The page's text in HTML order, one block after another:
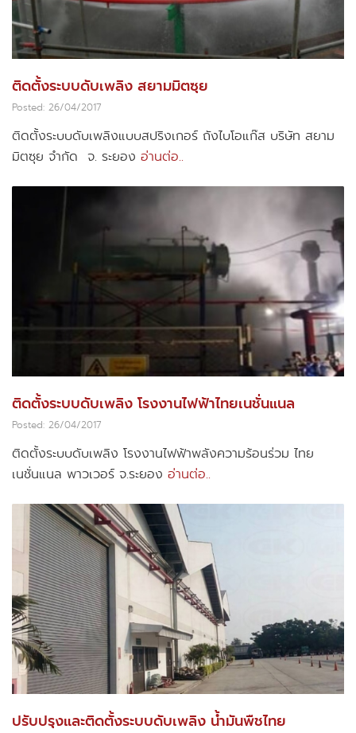
ติดตั้งระบบดับเพลิง สยามมิตซุย
Posted: 26/04/2017
ติดตั้งระบบดับเพลิงแบบสปริงเกอร์ ถังไบโอแก๊ส บริษัท สยาม
มิตซุย จำกัด จ. ระยอง อ่านต่อ..
ติดตั้งระบบดับเพลิง โรงงานไฟฟ้าไทยเนชั่นแนล
Posted: 26/04/2017
ติดตั้งระบบดับเพลิง โรงงานไฟฟ้าพลังความร้อนร่วม ไทย
เนชั่นแนล พาวเวอร์ จ.ระยอง อ่านต่อ..
ปรับปรุงและติดตั้งระบบดับเพลิง น้ำมันพืชไทย